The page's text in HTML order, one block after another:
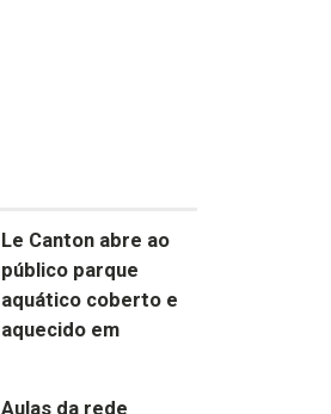
Le Canton abre ao
público parque
aquático coberto e
aquecido em
Aulas da rede